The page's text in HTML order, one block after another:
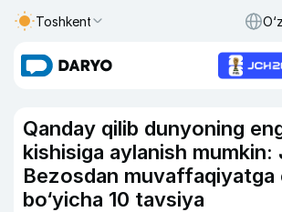
Toshkent
Qanday qilib dunyoning
kishisiga aylanish
Bezosdan muvaffaqiyatga
bo‘yicha 10 tavsiya